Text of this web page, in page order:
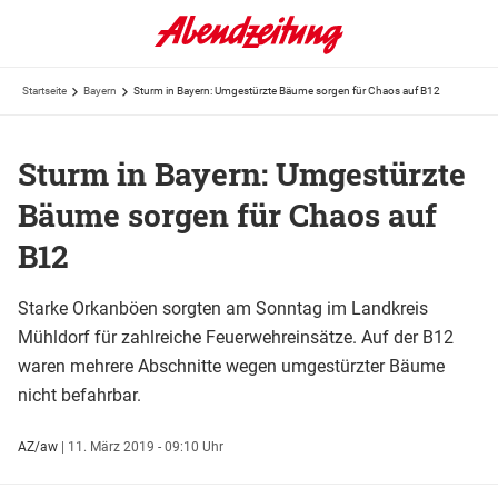
Startseite Bayern Sturm in Bayern: Umgestürzte Bäume sorgen für Chaos auf B12
Sturm in Bayern: Umgestürzte
Bäume sorgen für Chaos auf
B12
Starke Orkanböen sorgten am Sonntag im Landkreis
Mühldorf für zahlreiche Feuerwehreinsätze. Auf der B12
waren mehrere Abschnitte wegen umgestürzter Bäume
nicht befahrbar.
AZ/aw | 11. März 2019 - 09:10 Uhr